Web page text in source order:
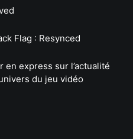
Flag : Resynced
en express sur l’actualité
du jeu vidéo